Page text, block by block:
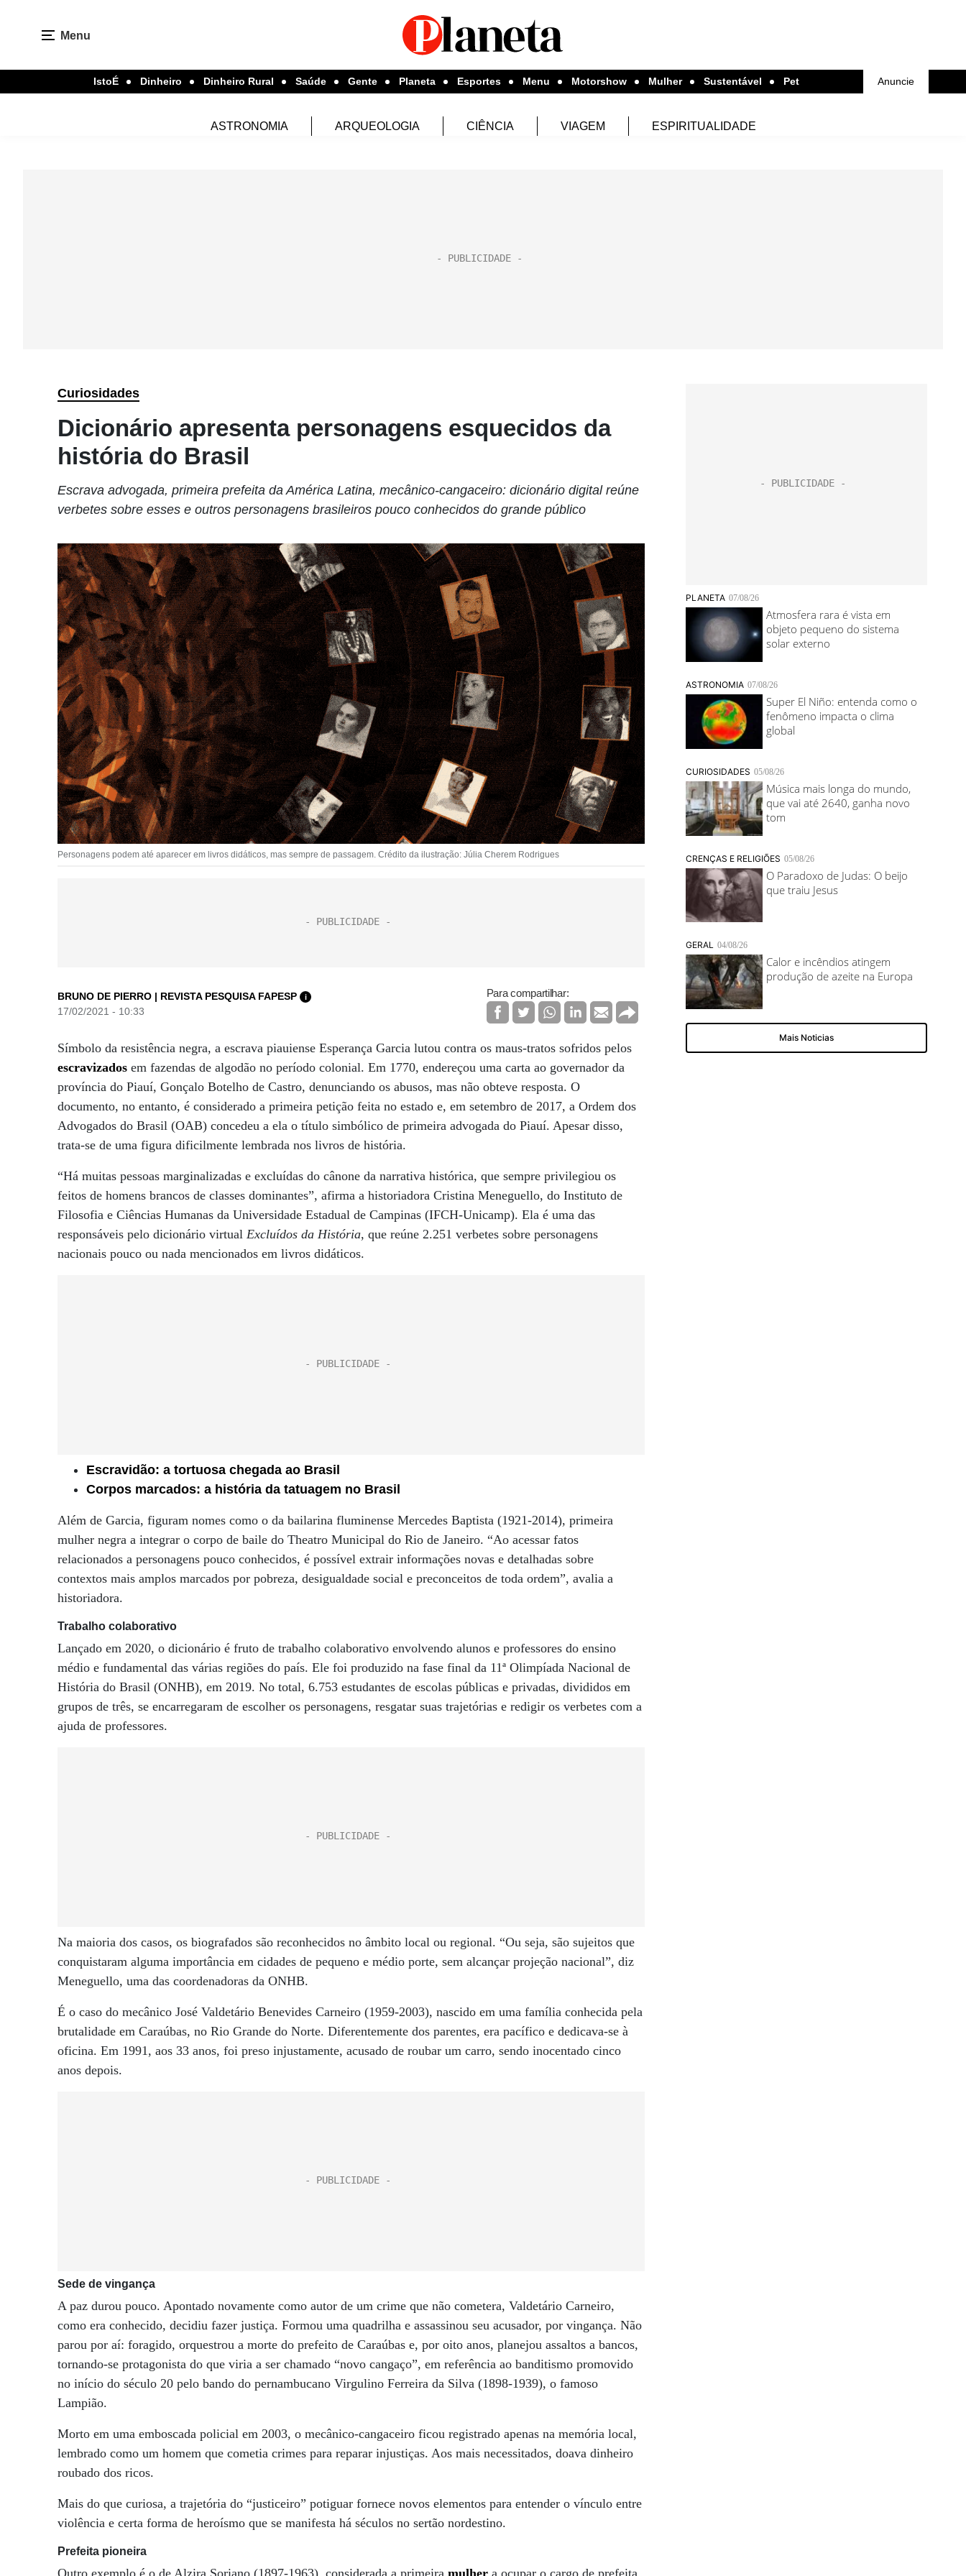
Menu
IstoÉ Dinheiro Dinheiro Rural Saúde Gente Planeta Esportes Menu Motorshow Mulher Sustentável Pet Anuncie
ASTRONOMIA ARQUEOLOGIA CIÊNCIA VIAGEM ESPIRITUALIDADE
Curiosidades
Dicionário apresenta personagens esquecidos da
história do Brasil
Escrava advogada, primeira prefeita da América Latina, mecânico-cangaceiro: dicionário digital reúne
verbetes sobre esses e outros personagens brasileiros pouco conhecidos do grande público
Personagens podem até aparecer em livros didáticos, mas sempre de passagem. Crédito da ilustração: Júlia Cherem Rodrigues
BRUNO DE PIERRO | REVISTA PESQUISA FAPESP i
17/02/2021 - 10:33
Para compartilhar:
Símbolo da resistência negra, a escrava piauiense Esperança Garcia lutou contra os maus-tratos sofridos pelos
escravizados em fazendas de algodão no período colonial. Em 1770, endereçou uma carta ao governador da
província do Piauí, Gonçalo Botelho de Castro, denunciando os abusos, mas não obteve resposta. O
documento, no entanto, é considerado a primeira petição feita no estado e, em setembro de 2017, a Ordem dos
Advogados do Brasil (OAB) concedeu a ela o título simbólico de primeira advogada do Piauí. Apesar disso,
trata-se de uma figura dificilmente lembrada nos livros de história.
“Há muitas pessoas marginalizadas e excluídas do cânone da narrativa histórica, que sempre privilegiou os
feitos de homens brancos de classes dominantes”, afirma a historiadora Cristina Meneguello, do Instituto de
Filosofia e Ciências Humanas da Universidade Estadual de Campinas (IFCH-Unicamp). Ela é uma das
responsáveis pelo dicionário virtual Excluídos da História, que reúne 2.251 verbetes sobre personagens
nacionais pouco ou nada mencionados em livros didáticos.
Escravidão: a tortuosa chegada ao Brasil
Corpos marcados: a história da tatuagem no Brasil
Além de Garcia, figuram nomes como o da bailarina fluminense Mercedes Baptista (1921-2014), primeira
mulher negra a integrar o corpo de baile do Theatro Municipal do Rio de Janeiro. “Ao acessar fatos
relacionados a personagens pouco conhecidos, é possível extrair informações novas e detalhadas sobre
contextos mais amplos marcados por pobreza, desigualdade social e preconceitos de toda ordem”, avalia a
historiadora.
Trabalho colaborativo
Lançado em 2020, o dicionário é fruto de trabalho colaborativo envolvendo alunos e professores do ensino
médio e fundamental das várias regiões do país. Ele foi produzido na fase final da 11ª Olimpíada Nacional de
História do Brasil (ONHB), em 2019. No total, 6.753 estudantes de escolas públicas e privadas, divididos em
grupos de três, se encarregaram de escolher os personagens, resgatar suas trajetórias e redigir os verbetes com a
ajuda de professores.
Na maioria dos casos, os biografados são reconhecidos no âmbito local ou regional. “Ou seja, são sujeitos que
conquistaram alguma importância em cidades de pequeno e médio porte, sem alcançar projeção nacional”, diz
Meneguello, uma das coordenadoras da ONHB.
É o caso do mecânico José Valdetário Benevides Carneiro (1959-2003), nascido em uma família conhecida pela
brutalidade em Caraúbas, no Rio Grande do Norte. Diferentemente dos parentes, era pacífico e dedicava-se à
oficina. Em 1991, aos 33 anos, foi preso injustamente, acusado de roubar um carro, sendo inocentado cinco
anos depois.
Sede de vingança
A paz durou pouco. Apontado novamente como autor de um crime que não cometera, Valdetário Carneiro,
como era conhecido, decidiu fazer justiça. Formou uma quadrilha e assassinou seu acusador, por vingança. Não
parou por aí: foragido, orquestrou a morte do prefeito de Caraúbas e, por oito anos, planejou assaltos a bancos,
tornando-se protagonista do que viria a ser chamado “novo cangaço”, em referência ao banditismo promovido
no início do século 20 pelo bando do pernambucano Virgulino Ferreira da Silva (1898-1939), o famoso
Lampião.
Morto em uma emboscada policial em 2003, o mecânico-cangaceiro ficou registrado apenas na memória local,
lembrado como um homem que cometia crimes para reparar injustiças. Aos mais necessitados, doava dinheiro
roubado dos ricos.
Mais do que curiosa, a trajetória do “justiceiro” potiguar fornece novos elementos para entender o vínculo entre
violência e certa forma de heroísmo que se manifesta há séculos no sertão nordestino.
Prefeita pioneira
Outro exemplo é o de Alzira Soriano (1897-1963), considerada a primeira mulher a ocupar o cargo de prefeita